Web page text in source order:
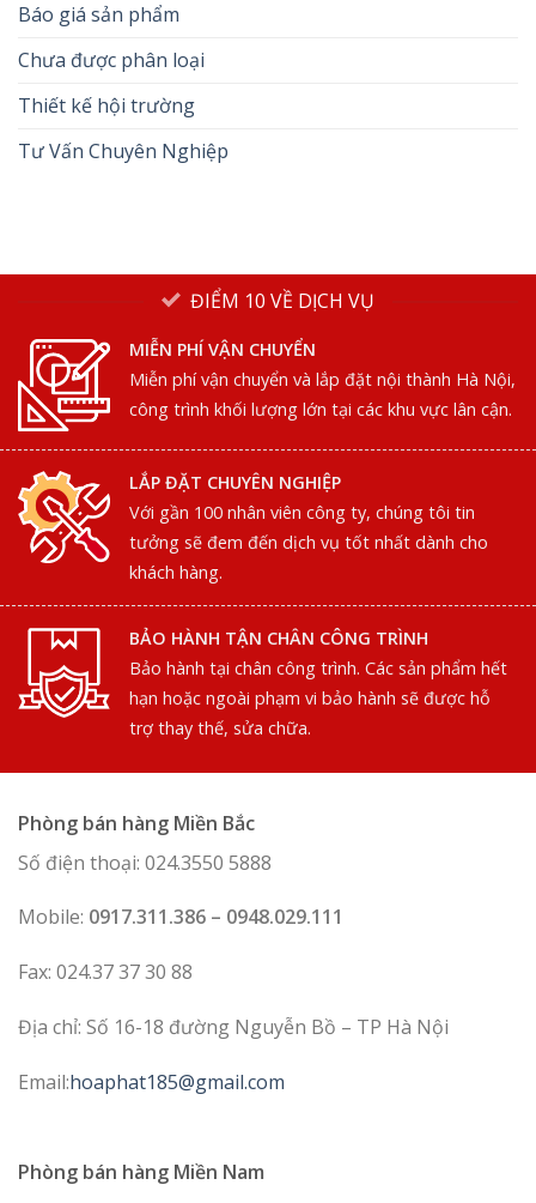
Báo giá sản phẩm
Chưa được phân loại
Thiết kế hội trường
Tư Vấn Chuyên Nghiệp
ĐIỂM 10 VỀ DỊCH VỤ
MIỄN PHÍ VẬN CHUYỂN
Miễn phí vận chuyển và lắp đặt nội thành Hà Nội,
công trình khối lượng lớn tại các khu vực lân cận.
LẮP ĐẶT CHUYÊN NGHIỆP
Với gần 100 nhân viên công ty, chúng tôi tin
tưởng sẽ đem đến dịch vụ tốt nhất dành cho
khách hàng.
BẢO HÀNH TẬN CHÂN CÔNG TRÌNH
Bảo hành tại chân công trình. Các sản phẩm hết
hạn hoặc ngoài phạm vi bảo hành sẽ được hỗ
trợ thay thế, sửa chữa.
Phòng bán hàng Miền Bắc
Số điện thoại: 024.3550 5888
Mobile: 0917.311.386 – 0948.029.111
Fax: 024.37 37 30 88
Địa chỉ: Số 16-18 đường Nguyễn Bồ – TP Hà Nội
Email:hoaphat185@gmail.com
Phòng bán hàng Miền Nam